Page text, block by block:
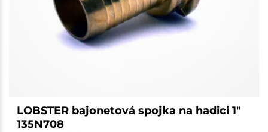
LOBSTER bajonetová spojka na hadici 1"
135N708